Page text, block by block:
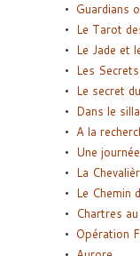
Guardians
Le Tarot
Le Jade et
Les Secrets
Le secret
Dans le
A la
Une
La
Le Chemin
Chartres
Opération